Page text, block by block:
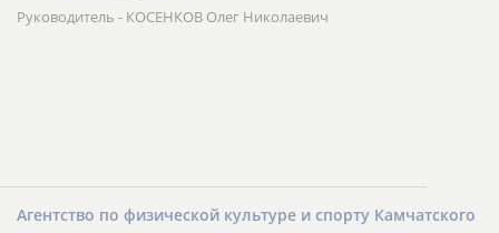
Руководитель - КОСЕНКОВ Олег Николаевич
Агентство по физической культуре и спорту Камчатского